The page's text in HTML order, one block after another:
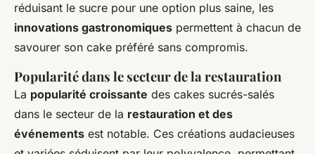
réduisant le sucre pour une option plus saine, les
innovations gastronomiques permettent à chacun de
savourer son cake préféré sans compromis.
Popularité dans le secteur de la restauration
La popularité croissante des cakes sucrés-salés
dans le secteur de la restauration et des
événements est notable. Ces créations audacieuses